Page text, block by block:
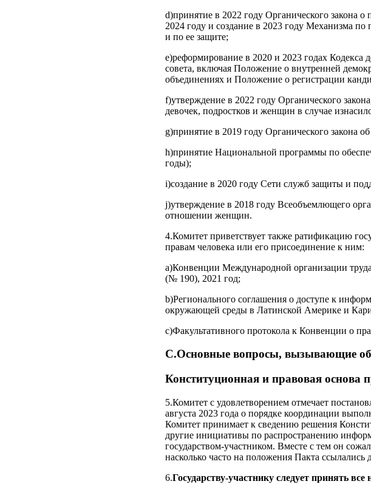
d)принятие в 2022 году Органического закона о
2024 году и создание в 2023 году Механизма
и по ее защите;
e)реформирование в 2020 и 2023 годах Кодекса
совета, включая Положение о внутренней
объединениях и Положение о регистрации
f)утверждение в 2022 году Органического
девочек, подростков и женщин в случае
g)принятие в 2019 году Органического закона
h)принятие Национальной программы по
годы);
i)создание в 2020 году Сети служб защиты и
j)утверждение в 2018 году Всеобъемлющего
отношении женщин.
4.Комитет приветствует также ратификацию
правам человека или его присоединение к ним:
a)Конвенции Международной организации
(№ 190), 2021 год;
b)Регионального соглашения о доступе к
окружающей среды в Латинской Америке и
c)Факультативного протокола к Конвенции о
C.Основные вопросы, вызывающие
Конституционная и правовая основа
5.Комитет с удовлетворением отмечает
августа 2023 года о порядке координации
Комитет принимает к сведению решения
другие инициативы по распространению
государством-участником. Вместе с тем он
насколько часто на положения Пакта ссылались
6.Государству-участнику следует принять